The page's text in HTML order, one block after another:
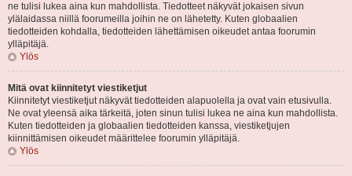
ne tulisi lukea aina kun mahdollista. Tiedotteet näkyvät jokaisen sivun
ylälaidassa niillä foorumeilla joihin ne on lähetetty. Kuten globaalien
tiedotteiden kohdalla, tiedotteiden lähettämisen oikeudet antaa foorumin
ylläpitäjä.
Ylös
Mitä ovat kiinnitetyt viestiketjut
Kiinnitetyt viestiketjut näkyvät tiedotteiden alapuolella ja ovat vain etusivulla.
Ne ovat yleensä aika tärkeitä, joten sinun tulisi lukea ne aina kun mahdollista.
Kuten tiedotteiden ja globaalien tiedotteiden kanssa, viestiketjujen
kiinnittämisen oikeudet määrittelee foorumin ylläpitäjä.
Ylös